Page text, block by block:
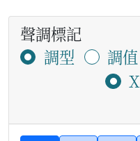
聲調標記
調型
調值